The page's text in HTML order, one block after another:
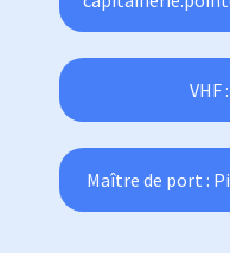
VHF
Maître de port :